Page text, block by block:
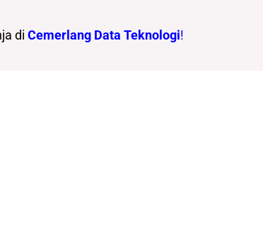
di Cemerlang Data Teknologi!